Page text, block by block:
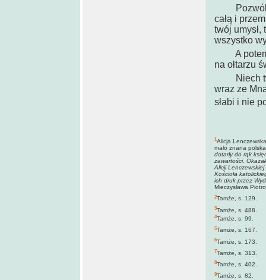
Pozwól
całą i
twój umysł,
wszystko
A potem
na ołtarzu
Niech
wraz ze
słabi i nie
1Alicja
mało znana
dotarły do rąk
zawartości.
Alicji
Kościoła
ich druk przez
Mieczysława
2Tamże, s. 129.
3Tamże, s. 488.
4Tamże, s. 99.
5Tamże, s. 167.
6Tamże, s. 173.
7Tamże, s. 313.
8Tamże, s. 402.
9Tamże, s. 82.